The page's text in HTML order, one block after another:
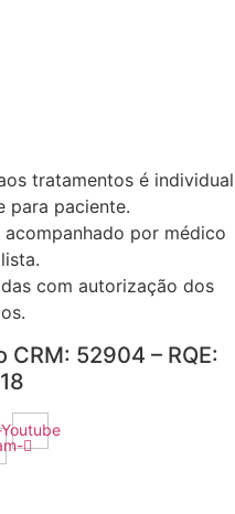
tratamentos é individual
para paciente.
por médico
com autorização dos
CRM: 52904 – RQE:
Youtube